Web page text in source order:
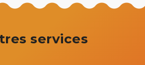
services